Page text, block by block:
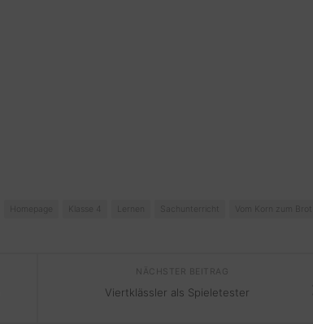
Homepage Klasse 4 Sachunterricht Vom Korn zum Brot
NÄCHSTER BEITRAG
Viertklässler als Spieletester